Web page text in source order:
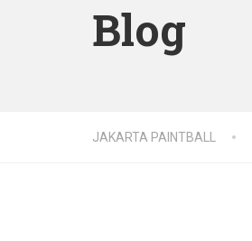
Blog
JAKARTA PAINTBALL